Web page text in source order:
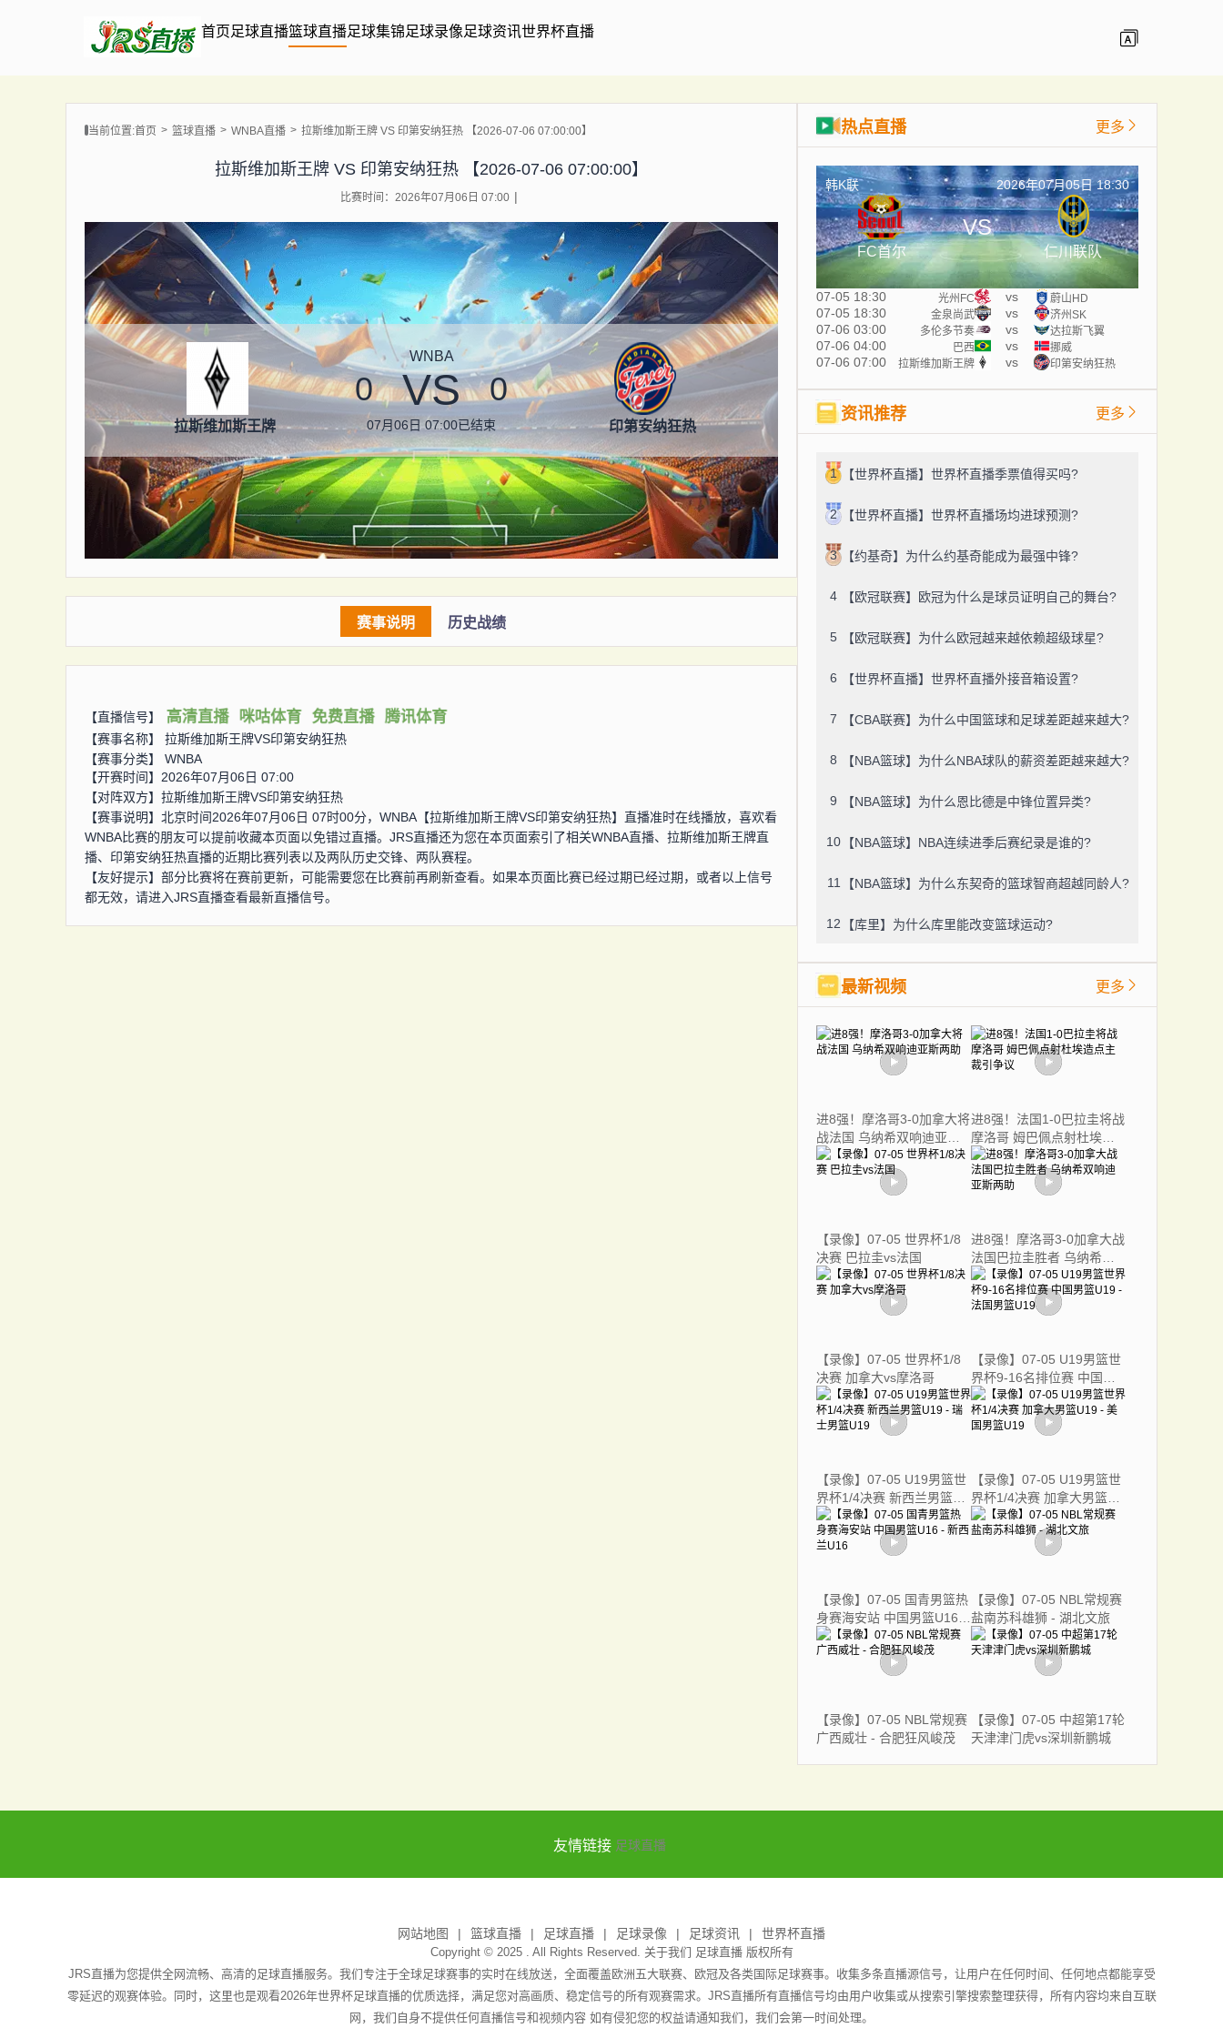
首页足球直播篮球直播足球集锦足球录像足球资讯世界杯直播
当前位置:首页 篮球直播 WNBA直播 拉斯维加斯王牌 VS 印第安纳狂热 【2026-07-06 07:00:00】
拉斯维加斯王牌 VS 印第安纳狂热 【2026-07-06 07:00:00】
比赛时间：2026年07月06日 07:00
拉斯维加斯王牌
WNBA
0 VS 0
07月06日 07:00已结束 印第安纳狂热
赛事说明 历史战绩
【直播信号】 高清直播 咪咕体育 免费直播 腾讯体育
【赛事名称】 拉斯维加斯王牌VS印第安纳狂热
【赛事分类】 WNBA
【开赛时间】2026年07月06日 07:00
【对阵双方】 拉斯维加斯王牌VS印第安纳狂热
【赛事说明】北京时间2026年07月06日 07时00分，WNBA【拉斯维加斯王牌VS印第安纳狂热】直播准时在线播放，喜欢看
WNBA比赛的朋友可以提前收藏本页面以免错过直播。JRS直播还为您在本页面索引了相关WNBA直播、拉斯维加斯王牌直
播、印第安纳狂热直播的近期比赛列表以及两队历史交锋、两队赛程。
【友好提示】部分比赛将在赛前更新，可能需要您在比赛前再刷新查看。如果本页面比赛已经过期已经过期，或者以上信号
都无效，请进入JRS直播查看最新直播信号。
热点直播 更多
韩K联 2026年07月05日 18:30
FC首尔
VS
仁川联队
07-05 18:30 光州FC vs 蔚山HD
07-05 18:30 金泉尚武 vs 济州SK
07-06 03:00 多伦多节奏 vs 达拉斯飞翼
07-06 04:00 巴西 vs 挪威
07-06 07:00 拉斯维加斯王牌 vs 印第安纳狂热
资讯推荐 更多
1 【世界杯直播】世界杯直播季票值得买吗?
2 【世界杯直播】世界杯直播场均进球预测?
3 【约基奇】为什么约基奇能成为最强中锋?
4 【欧冠联赛】欧冠为什么是球员证明自己的舞台?
5 【欧冠联赛】为什么欧冠越来越依赖超级球星?
6 【世界杯直播】世界杯直播外接音箱设置?
7 【CBA联赛】为什么中国篮球和足球差距越来越大?
8 【NBA篮球】为什么NBA球队的薪资差距越来越大?
9 【NBA篮球】为什么恩比德是中锋位置异类?
10 【NBA篮球】NBA连续进季后赛纪录是谁的?
11 【NBA篮球】为什么东契奇的篮球智商超越同龄人?
12 【库里】为什么库里能改变篮球运动?
最新视频 更多
进8强！摩洛哥3-0加拿大将
战法国 乌纳希双响迪亚斯
两助
进8强！法国1-0巴拉圭将战
摩洛哥 姆巴佩点射杜埃造
点主裁引争议
【录像】07-05 世界杯1/8
决赛 巴拉圭vs法国
进8强！摩洛哥3-0加拿大战
法国巴拉圭胜者 乌纳希双
响迪亚斯两助
【录像】07-05 世界杯1/8
决赛 加拿大vs摩洛哥
【录像】07-05 U19男篮世
界杯9-16名排位赛 中国男
篮U19 - 法国男篮U19
【录像】07-05 U19男篮世
界杯1/4决赛 新西兰男篮
U19 - 瑞士男篮U19
【录像】07-05 U19男篮世
界杯1/4决赛 加拿大男篮
U19 - 美国男篮U19
【录像】07-05 国青男篮热
身赛海安站 中国男篮U16 -
新西兰U16
【录像】07-05 NBL常规赛
盐南苏科雄狮 - 湖北文旅
【录像】07-05 NBL常规赛
广西威壮 - 合肥狂风峻茂
【录像】07-05 中超第17轮
天津津门虎vs深圳新鹏城
友情链接 足球直播
网站地图 篮球直播 足球直播 足球录像 足球资讯 世界杯直播
Copyright © 2025 . All Rights Reserved. 关于我们 足球直播版权所有
JRS直播为您提供全网流畅、高清的足球直播服务。我们专注于全球足球赛事的实时在线放送，全面覆盖欧洲五大联赛、欧冠及各类国际足球赛事。收集多条直播源信号，让用户在任何时间、任何地点都能享受
零延迟的观赛体验。同时，这里也是观看2026年世界杯足球直播的优质选择，满足您对高画质、稳定信号的所有观赛需求。JRS直播所有直播信号均由用户收集或从搜索引擎搜索整理获得，所有内容均来自互联
网，我们自身不提供任何直播信号和视频内容 如有侵犯您的权益请通知我们，我们会第一时间处理。